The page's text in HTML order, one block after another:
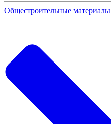
Общестроительные материалы